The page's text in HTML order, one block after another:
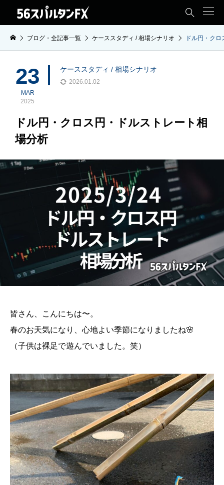

ブログ・全記事一覧 ケーススタディ / 相場シナリオ ドル円・ク
23
MAR
2025
ケーススタディ / 相場シナリオ
2026.01.02
ドル円・クロス円・ドルストレート相
場分析
皆さん、こんにちは〜。
春のお天気になり、心地よい季節になりましたね🌸
（子供は裸足で遊んでいました。笑）